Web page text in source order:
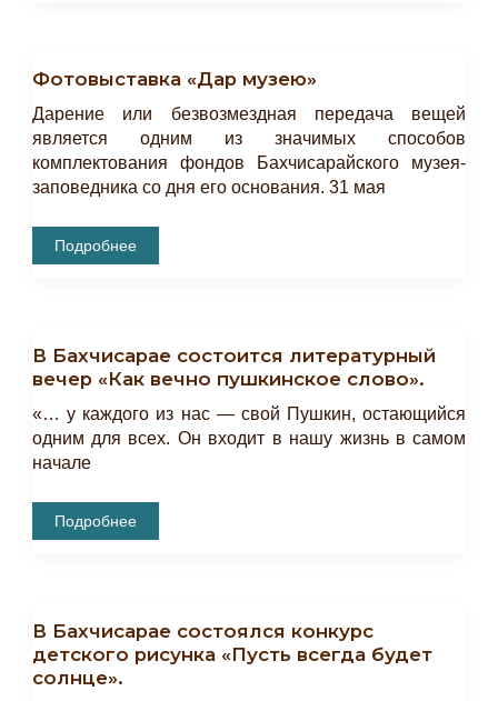
Страницах
«ТЕРДЖИМАН».
Фотовыставка «Дар музею»
Дарение или безвозмездная передача вещей
является одним из значимых способов
комплектования фондов Бахчисарайского музея-
заповедника со дня его основания. 31 мая
Фотовыставка
«Дар
Подробнее
В Бахчисарае состоится литературный
вечер «Как вечно пушкинское слово».
«… у каждого из нас — свой Пушкин, остающийся
одним для всех. Он входит в нашу жизнь в самом
начале
В
Бахчисарае
Пушкинское
Подробнее
В Бахчисарае состоялся конкурс
детского рисунка «Пусть всегда будет
солнце».